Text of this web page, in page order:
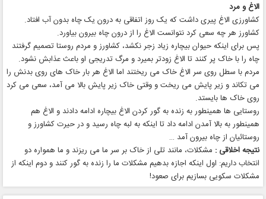
الاغ و مرد
کشاورزی الاغ پیری داشت که یک روز اتفاقی به درون یک چاه بدون آب افتاد.
کشاورز هر چه سعی کرد نتوانست الاغ را از درون چاه بیرون بیاورد.
پس برای اینکه حیوان بیچاره زیاد زجر نکشد، کشاورز و مردم روستا تصمیم گرفتند
چاه را با خاک پر کنند تا الاغ زودتر بمیرد و مرگ تدریجی او باعث عذابش نشود.
مردم با سطل روی سر الاغ خاک می ریختند اما الاغ هر بار خاک های روی بدنش را
می تکاند و زیر پایش می ریخت و وقتی خاک زیر پایش بالا می آمد، سعی می کرد
روی خاک ها بایستد.
روستایی ها همینطور به زنده به گور کردن الاغ بیچاره ادامه دادند و الاغ هم
همینطور به بالا آمدن ادامه داد تا اینکه به لبه چاه رسید و در حیرت کشاورز و
روستائیان از چاه بیرون آمد …
نتیجه اخلاقی : مشکلات، مانند تلی از خاک بر سر ما می ریزند و ما همواره دو
انتخاب داریم: اول اینکه اجازه بدهیم مشکلات ما را زنده به گور کنند و دوم اینکه از
مشکلات سکویی بسازیم برای صعود!